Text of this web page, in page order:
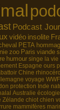
Podcast
vidéo insolite
PETA
zoo Paris viande
humour singe la
Espagne ours
Chine
voyage WWF
protection Inde
Australie écologie
Zélande chiot chien
mammifères